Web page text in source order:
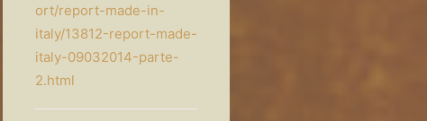
ort/report-made-in-
italy/13812-report-made-
italy-09032014-parte-
2.html